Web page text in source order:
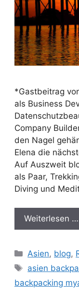
*Gastbeitrag
als Business
Company
den Nagel
Elena die
Auf Auszweit
als Paar,
Diving und
Weiterlesen …
Kategorien
Asien, blog,
Schlagwörter
asien
backpacking